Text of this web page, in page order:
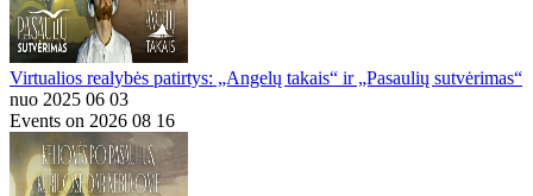
Virtualios realybės patirtys: „Angelų takais“ ir „Pasaulių sutvėrimas“
nuo 2025 06 03
Events on 2026 08 16